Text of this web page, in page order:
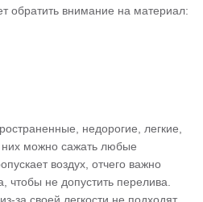
обратить внимание на материал:
недорогие, легкие,
можно сажать любые
воздух, отчего важно
чтобы не допустить перелива.